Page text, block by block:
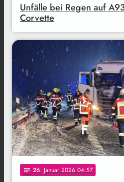
Unfälle bei Regen auf
Corvette
notes 26. Januar 2026 04:57